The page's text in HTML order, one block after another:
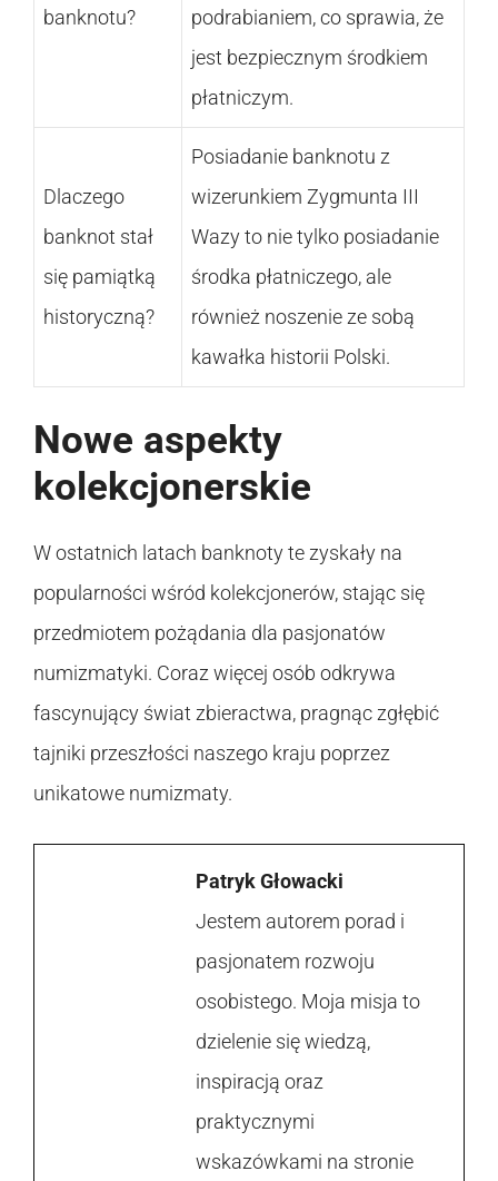
banknotu?
podrabianiem, co sprawia, że
jest bezpiecznym środkiem
płatniczym.
Dlaczego
banknot stał
się pamiątką
historyczną?
Posiadanie banknotu z
wizerunkiem Zygmunta III
Wazy to nie tylko posiadanie
środka płatniczego, ale
również noszenie ze sobą
kawałka historii Polski.
Nowe aspekty
kolekcjonerskie
W ostatnich latach banknoty te zyskały na
popularności wśród kolekcjonerów, stając się
przedmiotem pożądania dla pasjonatów
numizmatyki. Coraz więcej osób odkrywa
fascynujący świat zbieractwa, pragnąc zgłębić
tajniki przeszłości naszego kraju poprzez
unikatowe numizmaty.
Patryk Głowacki
Jestem autorem porad i
pasjonatem rozwoju
osobistego. Moja misja to
dzielenie się wiedzą,
inspiracją oraz
praktycznymi
wskazówkami na stronie